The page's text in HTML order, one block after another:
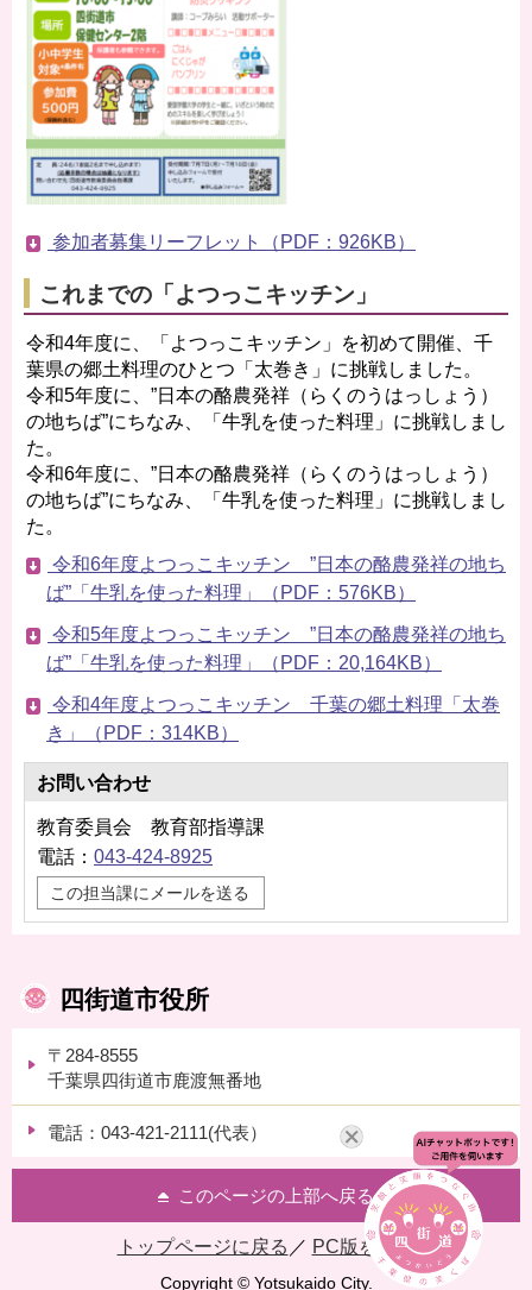
参加者募集リーフレット（PDF：926KB）
これまでの「よつっこキッチン」
令和4年度に、「よつっこキッチン」を初めて開催、千
葉県の郷土料理のひとつ「太巻き」に挑戦しました。
令和5年度に、”日本の酪農発祥（らくのうはっしょう）
の地ちば”にちなみ、「牛乳を使った料理」に挑戦しまし
た。
令和6年度に、”日本の酪農発祥（らくのうはっしょう）
の地ちば”にちなみ、「牛乳を使った料理」に挑戦しまし
た。
令和6年度よつっこキッチン ”日本の酪農発祥の地ち
ば”「牛乳を使った料理」（PDF：576KB）
令和5年度よつっこキッチン ”日本の酪農発祥の地ち
ば”「牛乳を使った料理」（PDF：20,164KB）
令和4年度よつっこキッチン 千葉の郷土料理「太巻
き」（PDF：314KB）
お問い合わせ
教育委員会 教育部指導課
電話： 043-424-8925
この担当課にメールを送る
四街道市役所
〒284-8555
千葉県四街道市鹿渡無番地
電話：043-421-2111(代表）
このページの上部へ戻る
トップページに戻る ／ PC版を表示
Copyright © Yotsukaido City.